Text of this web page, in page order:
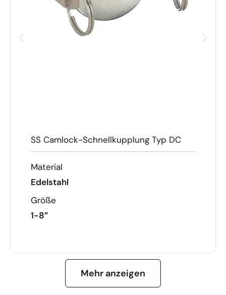
SS Camlock-Schnellkupplung Typ DC
Material
Edelstahl
Größe
1-8”
MEHR ERFAHREN
Mehr anzeigen